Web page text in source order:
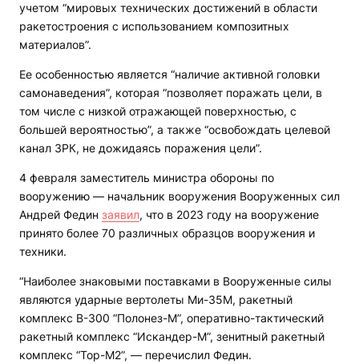
учетом “мировых технических достижений в области
ракетостроения с использованием композитных
материалов”.
Ее особенностью является “наличие активной головки
самонаведения”, которая “позволяет поражать цели, в
том числе с низкой отражающей поверхностью, с
большей вероятностью”, а также “освобождать целевой
канал ЗРК, не дожидаясь поражения цели”.
4 февраля заместитель министра обороны по
вооружению — начальник вооружения Вооруженных сил
Андрей Федин заявил, что в 2023 году на вооружение
принято более 70 различных образцов вооружения и
техники.
“Наиболее знаковыми поставками в Вооруженные силы
являются ударные вертолеты Ми-35М, ракетный
комплекс В-300 “Полонез-М”, оперативно-тактический
ракетный комплекс “Искандер-М”, зенитный ракетный
комплекс “Тор-М2”, — перечислил Федин.